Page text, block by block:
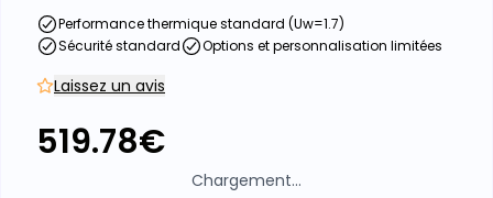
Performance thermique standard (Uw=1.7)
Sécurité standard
Options et personnalisation limitées
Laissez un avis
519.78€
Chargement...